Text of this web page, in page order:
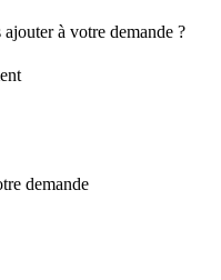
à votre demande ?
demande